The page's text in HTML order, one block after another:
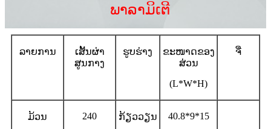
ພາລາມິເຕີ
ລາຍການ
ເສັ້ນຜ່າ
ສູນກາງ
ຮູບຮ່າງ
ຂະໜາດຂອງ
ສ່ວນ
(L*W*H)
ຈີ່
ມ້ວນ 240 ກ້ຽວວຽນ 40.8*9*15